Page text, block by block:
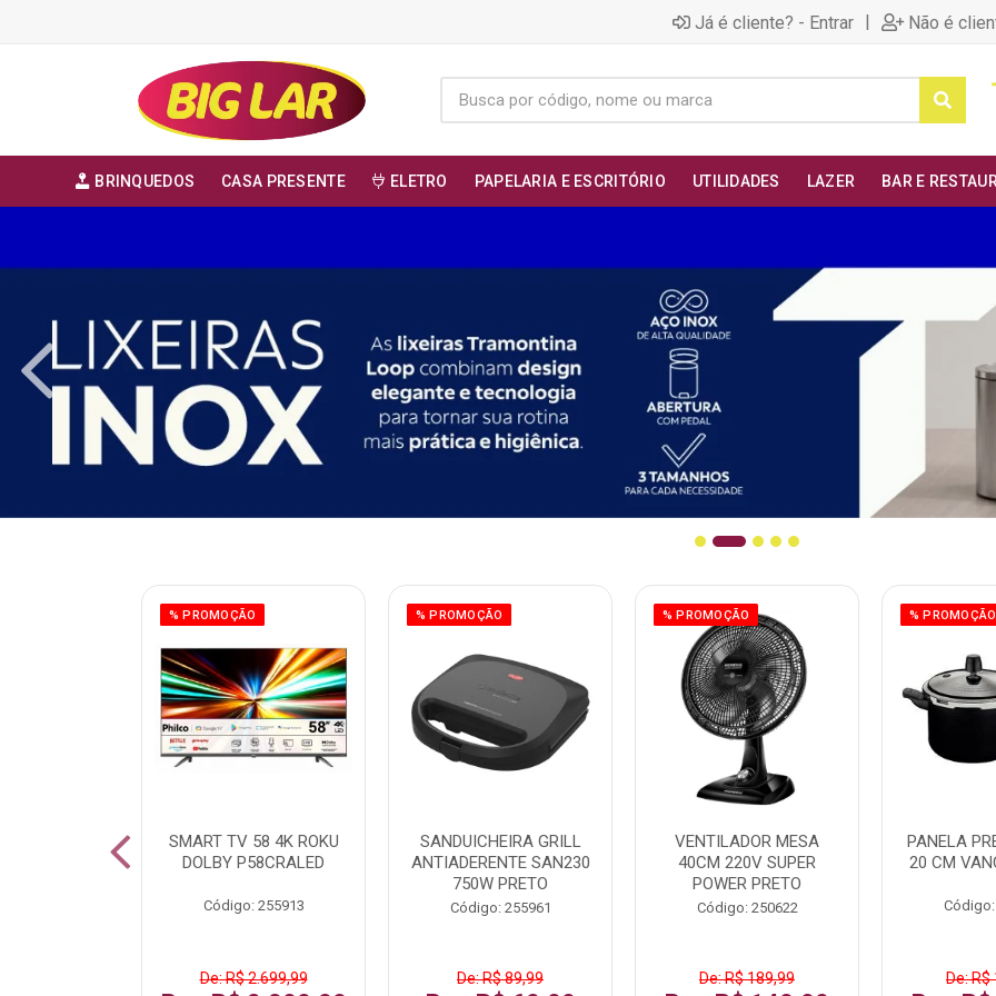
Já é cliente? - Entrar | Não é
BRINQUEDOS CASA PRESENTE ELETRO PAPELARIA E ESCRITÓRIO UTILIDADES LAZER BAR E
% PROMOÇÃO
SMART TV 58 4K ROKU
DOLBY P58CRALED
Código: 255913
De: R$ 2.699,99
% PROMOÇÃO
SANDUICHEIRA GRILL
ANTIADERENTE SAN230
750W PRETO
Código: 255961
De: R$ 89,99
% PROMOÇÃO
VENTILADOR MESA
40CM 220V SUPER
POWER PRETO
Código: 250622
De: R$ 189,99
% PROMOÇÃO
PANELA
20 CM
De: R$